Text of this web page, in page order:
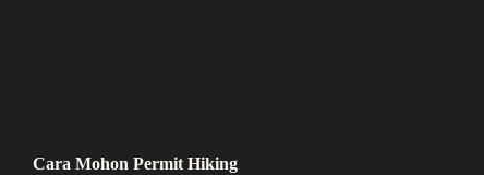
Cara Mohon Permit Hiking